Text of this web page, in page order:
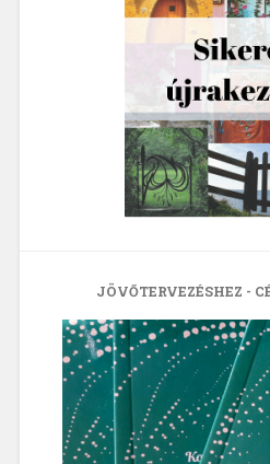
JÖVŐTERVEZÉSHEZ -